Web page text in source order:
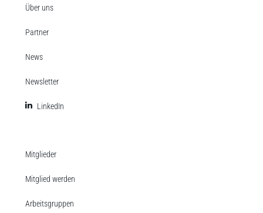
Über uns
Partner
News
Newsletter
LinkedIn
Mitglieder
Mitglied werden
Arbeitsgruppen